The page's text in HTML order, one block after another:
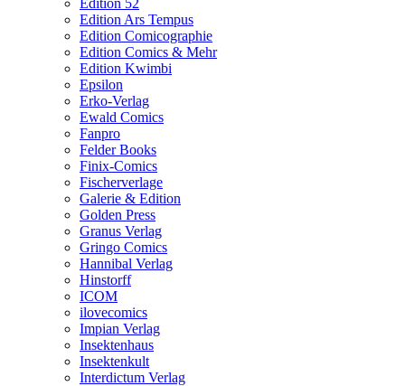
Edition 52
Edition Ars Tempus
Edition Comicographie
Edition Comics & Mehr
Edition Kwimbi
Epsilon
Erko-Verlag
Ewald Comics
Fanpro
Felder Books
Finix-Comics
Fischerverlage
Galerie & Edition
Golden Press
Granus Verlag
Gringo Comics
Hannibal Verlag
Hinstorff
ICOM
ilovecomics
Impian Verlag
Insektenhaus
Insektenkult
Interdictum Verlag